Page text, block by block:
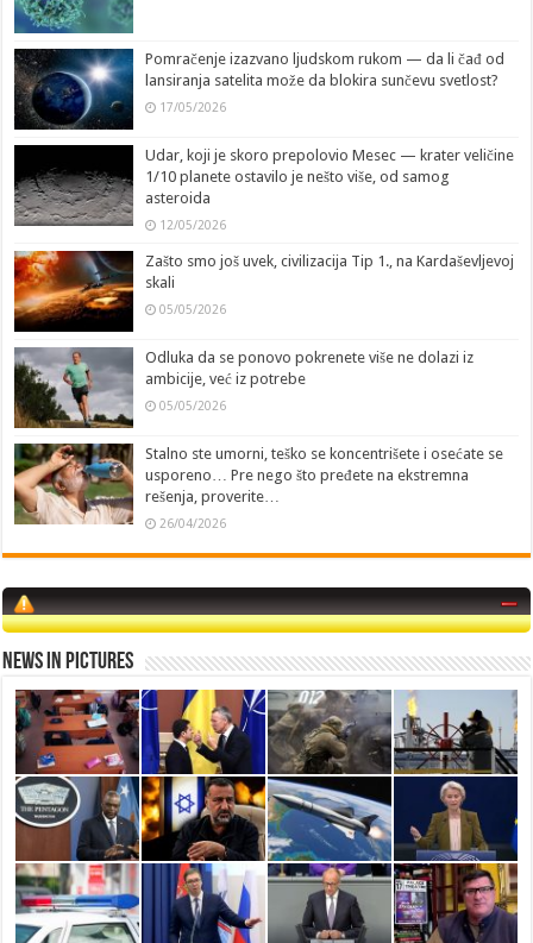
Pomračenje izazvano ljudskom rukom — da li čađ od
lansiranja satelita može da blokira sunčevu svetlost?
17/05/2026
Udar, koji je skoro prepolovio Mesec — krater veličine
1/10 planete ostavilo je nešto više, od samog
asteroida
12/05/2026
Zašto smo još uvek, civilizacija Tip 1., na Kardaševljevoj
skali
05/05/2026
Odluka da se ponovo pokrenete više ne dolazi iz
ambicije, već iz potrebe
05/05/2026
Stalno ste umorni, teško se koncentrišete i osećate se
usporeno… Pre nego što pređete na ekstremna
rešenja, proverite…
26/04/2026
News in Pictures